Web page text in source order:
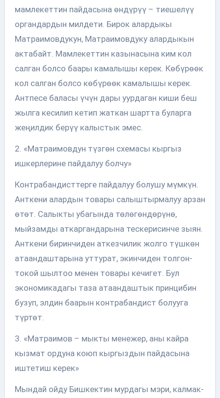
мамлекеттин пайдасына өндүрүү – тиешелүү
органдардын милдети. Бирок алардыкы
Матраимовдукун, Матраимовдуку алардыкын
актабайт. Мамлекеттин казынасына ким кол
салган болсо баары камалышы керек. Көбүрөөк
кол салган болсо көбүрөөк камалышы керек.
Антпесе баласы үчүн дары уурдаган киши беш
жылга кесилип кетип жаткан шартта буларга
жеңилдик берүү калыстык эмес.
2. «Матраимовдун түзгөн схемасы кыргыз
ишкерлерине пайдалуу болчу»
Контрабандисттерге пайдалуу болушу мүмкүн.
Анткени алардын товары салыштырмалуу арзан
өтөт. Салыкты убагында төлөгөндөрүнө,
мыйзамды аткаргандарына тескерисинче зыян.
Анткени биринчиден аткезчилик жолго түшкөн
атаандаштарына уттурат, экинчиден толгон-
токой шылтоо менен товары кечигет. Бул
экономикадагы таза атаандаштык принцибин
бузуп, элдин баарын контрабандист болууга
түртөт.
3. «Матраимов – мыкты менежер, аны кайра
кызмат ордуна коюп кыргыздын пайдасына
иштетиш керек»
Мындай ойду Бишкектин мурдагы мэри, калмак-